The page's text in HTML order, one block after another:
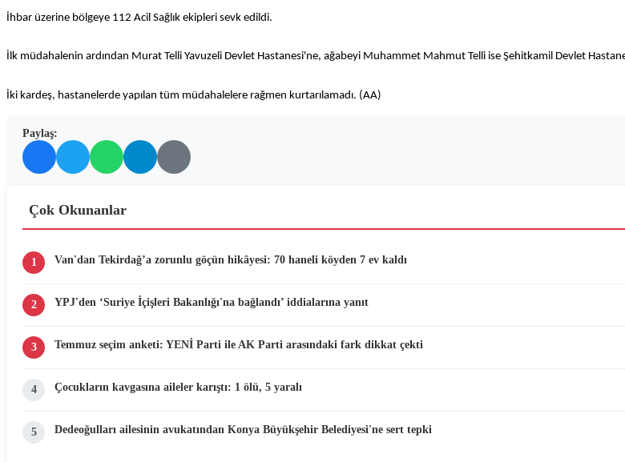
İhbar üzerine bölgeye 112 Acil Sağlık ekipleri sevk edildi.
İlk müdahalenin ardından Murat Telli Yavuzeli Devlet Hastanesi'ne, ağabeyi Muhammet Mahmut Telli ise Şehitkamil Devlet
İki kardeş, hastanelerde yapılan tüm müdahalelere rağmen kurtarılamadı. (AA)
Paylaş:
Çok Okunanlar
1 Van'dan Tekirdağ’a zorunlu göçün hikâyesi: 70 haneli köyden 7 ev kaldı
2 YPJ'den ‘Suriye İçişleri Bakanlığı'na bağlandı’ iddialarına yanıt
3 Temmuz seçim anketi: YENİ Parti ile AK Parti arasındaki fark dikkat çekti
4 Çocukların kavgasına aileler karıştı: 1 ölü, 5 yaralı
5 Dedeoğulları ailesinin avukatından Konya Büyükşehir Belediyesi'ne sert tepki